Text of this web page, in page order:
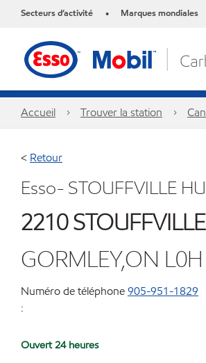
Secteurs d’activité • Marques mondiales
Accueil Trouver la station
< Retour
Esso- STOUFFVILLE
2210
GORMLEY,ON
Numéro de téléphone
:
905-951-1829
Ouvert 24 heures